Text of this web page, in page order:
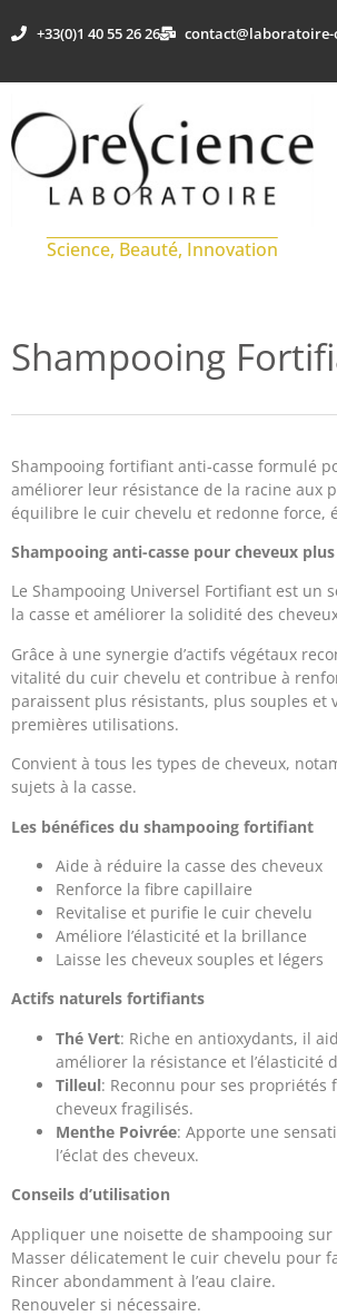
+33(0)1 40 55 26 26
Science, Beauté, Innovation
Shampooing
Shampooing fortifiant anti-casse formulé
améliorer leur résistance de la racine aux
équilibre le cuir chevelu et redonne force,
Shampooing anti-casse pour cheveux
Le Shampooing Universel Fortifiant est
la casse et améliorer la solidité des
Grâce à une synergie d’actifs végétaux
vitalité du cuir chevelu et contribue à
paraissent plus résistants, plus souples
premières utilisations.
Convient à tous les types de cheveux,
sujets à la casse.
Les bénéfices du shampooing fortifiant
Aide à réduire la casse des cheveux
Renforce la fibre capillaire
Revitalise et purifie le cuir chevelu
Améliore l’élasticité et la brillance
Laisse les cheveux souples et légers
Actifs naturels fortifiants
Thé Vert: Riche en antioxydants, il
améliorer la résistance et l’élasticité
Tilleul: Reconnu pour ses
cheveux fragilisés.
Menthe Poivrée: Apporte une
l’éclat des cheveux.
Conseils d’utilisation
Appliquer une noisette de shampooing sur
Masser délicatement le cuir chevelu pour
Rincer abondamment à l’eau claire.
Renouveler si nécessaire.